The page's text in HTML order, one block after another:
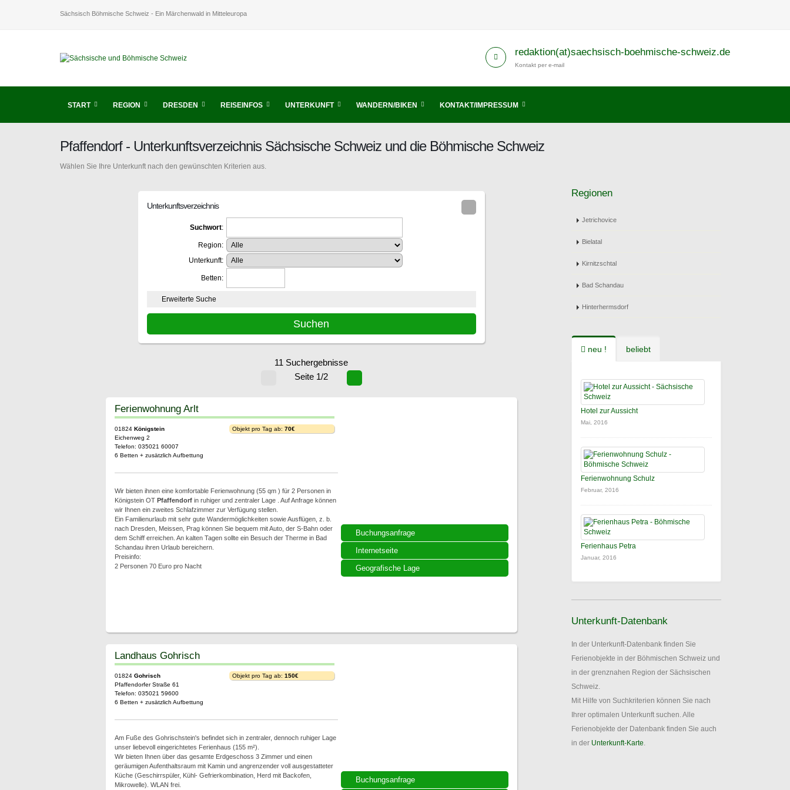
Sächsisch Böhmische Schweiz - Ein Märchenwald in Mitteleuropa
redaktion(at)saechsisch-boehmische-schweiz.de
Kontakt per e-mail
START REGION DRESDEN REISEINFOS UNTERKUNFT WANDERN/BIKEN KONTAKT/IMPRESSUM
Pfaffendorf - Unterkunftsverzeichnis Sächsische Schweiz und die Böhmische Schweiz
Wählen Sie Ihre Unterkunft nach den gewünschten Kriterien aus.
Unterkunftsverzeichnis
Suchwort:
Region:
Unterkunft:
Betten:
Erweiterte Suche
11 Suchergebnisse
Seite 1/2
Buchungsanfrage
Internetseite
Geografische Lage
Ferienwohnung Arlt
01824 Königstein
Eichenweg 2
Telefon: 035021 60007
6 Betten + zusätzlich Aufbettung
Objekt pro Tag ab: 70€
Wir bieten ihnen eine komfortable Ferienwohnung (55 qm ) für 2 Personen in
Königstein OT Pfaffendorfin ruhiger und zentraler Lage . Auf Anfrage können
wir Ihnen ein zweites Schlafzimmer zur Verfügung stellen.
Ein Familienurlaub mit sehr gute Wandermöglichkeiten sowie Ausflügen, z. b.
nach Dresden, Meissen, Prag können Sie bequem mit Auto, der S-Bahn oder
dem Schiff erreichen. An kalten Tagen sollte ein Besuch der Therme in Bad
Schandau ihren Urlaub bereichern.
Preisinfo:
2 Personen 70 Euro pro Nacht
Buchungsanfrage
Landhaus Gohrisch
01824 Gohrisch
Pfaffendorfer Straße 61
Telefon: 035021 59600
6 Betten + zusätzlich Aufbettung
Objekt pro Tag ab: 150€
Am Fuße des Gohrischstein's befindet sich in zentraler, dennoch ruhiger Lage
unser liebevoll eingerichtetes Ferienhaus (155 m²).
Wir bieten Ihnen über das gesamte Erdgeschoss 3 Zimmer und einen
geräumigen Aufenthaltsraum mit Kamin und angrenzender voll ausgestatteter
Küche (Geschirrspüler, Kühl- Gefrierkombination, Herd mit Backofen,
Mikrowelle). WLAN frei.
Regionen
Jetrichovice
Bielatal
Kirnitzschtal
Bad Schandau
Hinterhermsdorf
neu ! beliebt
Hotel zur Aussicht
Mai, 2016
Ferienwohnung Schulz
Februar, 2016
Ferienhaus Petra
Januar, 2016
Unterkunft-Datenbank
In der Unterkunft-Datenbank finden Sie
Ferienobjekte in der Böhmischen Schweiz und
in der grenznahen Region der Sächsischen
Schweiz.
Mit Hilfe von Suchkriterien können Sie nach
Ihrer optimalen Unterkunft suchen. Alle
Ferienobjekte der Datenbank finden Sie auch
in der Unterkunft-Karte.